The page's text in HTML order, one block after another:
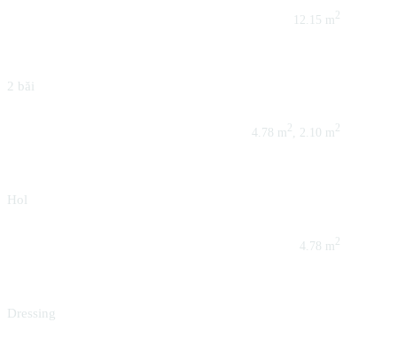
12.15 m 2
2 băi
4.78 m2 , 2.10 m2
Hol
4.78 m2
Dressing